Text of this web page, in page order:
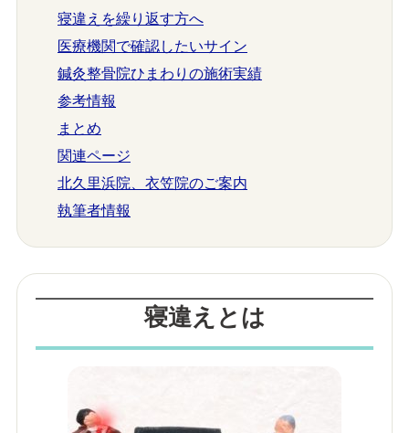
寝違えを繰り返す方へ
医療機関で確認したいサイン
鍼灸整骨院ひまわりの施術実績
参考情報
まとめ
関連ページ
北久里浜院、衣笠院のご案内
執筆者情報
寝違えとは